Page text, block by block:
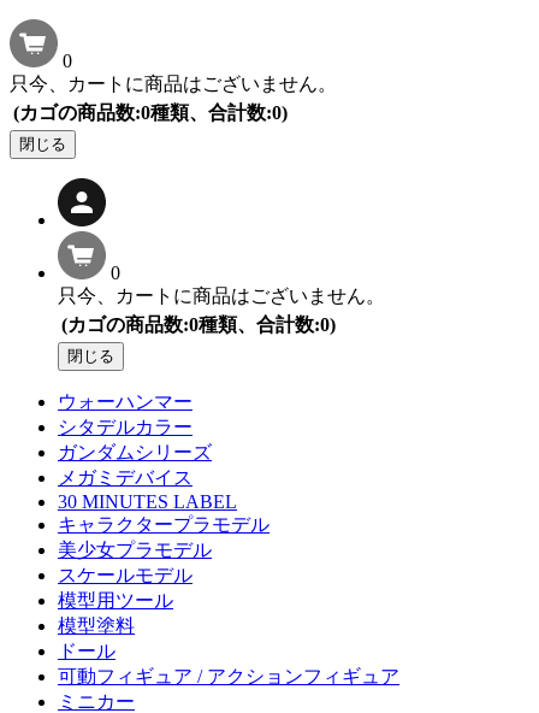
0
只今、カートに商品はございません。
(カゴの商品数:0種類、合計数:0)
閉じる
0
只今、カートに商品はございません。
(カゴの商品数:0種類、合計数:0)
閉じる
ウォーハンマー
シタデルカラー
ガンダムシリーズ
メガミデバイス
30 MINUTES LABEL
キャラクタープラモデル
美少女プラモデル
スケールモデル
模型用ツール
模型塗料
ドール
可動フィギュア / アクションフィギュア
ミニカー